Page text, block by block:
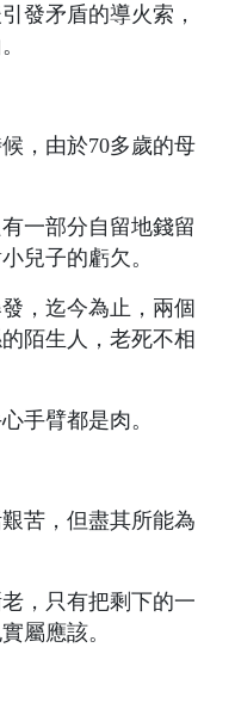
發矛盾的導火索，
，由於70多歲的母
一部分自留地錢留
兒子的虧欠。
，迄今為止，兩個
陌生人，老死不相
手臂都是肉。
苦，但盡其所能為
，只有把剩下的一
屬應該。